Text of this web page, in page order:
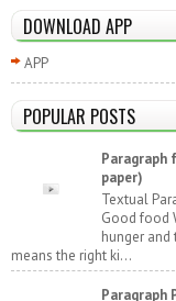
DOWNLOAD APP
APP
POPULAR POSTS
Paragraph
paper)
Textual
Good food
hunger
means the right ki...
Paragraph